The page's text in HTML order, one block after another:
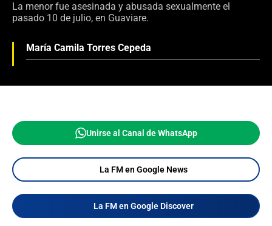
La menor fue asesinada y abusada sexualmente el
pasado 10 de julio, en Guaviare.
María Camila Torres Cepeda
Unirse al Canal de WhatsApp
La FM en Google News
La FM en Google Discover